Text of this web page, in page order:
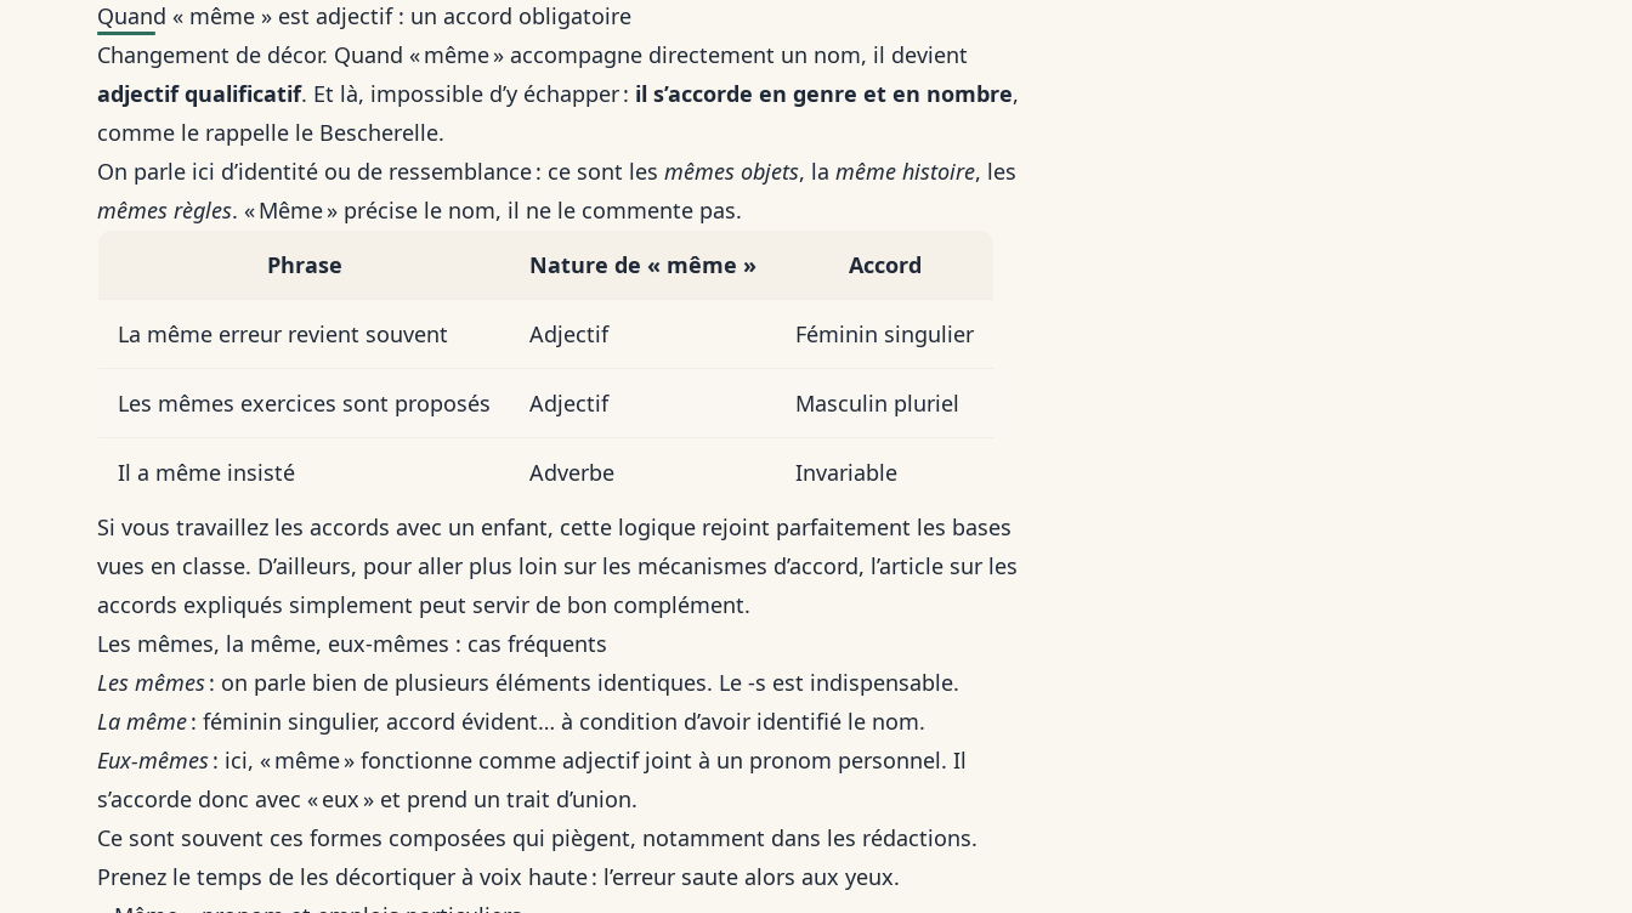
Quand « même » est adjectif : un accord obligatoire
Changement de décor. Quand « même » accompagne directement un nom, il devient
adjectif qualificatif. Et là, impossible d’y échapper : il s’accorde en genre et en nombre,
comme le rappelle le Bescherelle.
On parle ici d’identité ou de ressemblance : ce sont les mêmes objets, la même histoire, les
mêmes règles. « Même » précise le nom, il ne le commente pas.
Phrase
Nature de « même » Accord
La même erreur revient souvent Adjectif Féminin singulier
Les mêmes exercices sont proposés Adjectif Masculin pluriel
Il a même insisté Adverbe
Invariable
Si vous travaillez les accords avec un enfant, cette logique rejoint parfaitement les bases
vues en classe. D’ailleurs, pour aller plus loin sur les mécanismes d’accord, l’article sur les
accords expliqués simplement peut servir de bon complément.
Les mêmes, la même, eux-mêmes : cas fréquents
Les mêmes: on parle bien de plusieurs éléments identiques. Le -s est indispensable.
La même: féminin singulier, accord évident… à condition d’avoir identifié le nom.
Eux-mêmes: ici, « même » fonctionne comme adjectif joint à un pronom personnel. Il
s’accorde donc avec « eux » et prend un trait d’union.
Ce sont souvent ces formes composées qui piègent, notamment dans les rédactions.
Prenez le temps de les décortiquer à voix haute : l’erreur saute alors aux yeux.